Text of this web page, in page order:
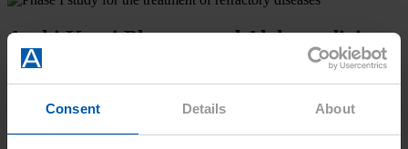
Consent Details About
Asahi Kasei Pharma und Alchemedicine
starten Phase-1 Studie für neuartigen
therapeutischen Wirkstoffkandidaten für
die Behandlung refraktärer
Erkrankungen